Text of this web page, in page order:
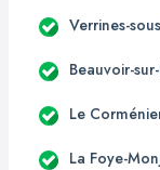
Verrines-
Beauvoir-
Le
La Foye-